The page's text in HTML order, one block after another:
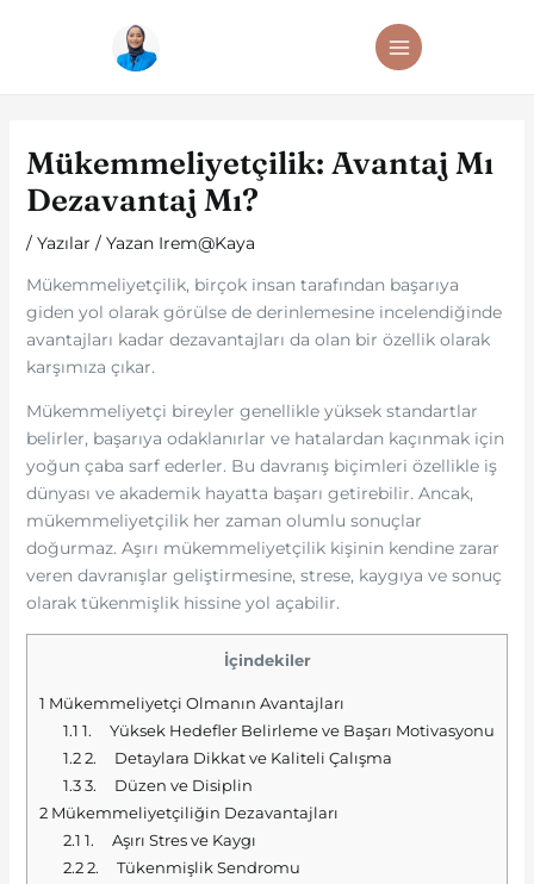
MAIN
MENU
Mükemmeliyetçilik: Avantaj Mı
Dezavantaj Mı?
/ Yazılar / Yazan Irem@Kaya
Mükemmeliyetçilik, birçok insan tarafından başarıya
giden yol olarak görülse de derinlemesine incelendiğinde
avantajları kadar dezavantajları da olan bir özellik olarak
karşımıza çıkar.
Mükemmeliyetçi bireyler genellikle yüksek standartlar
belirler, başarıya odaklanırlar ve hatalardan kaçınmak için
yoğun çaba sarf ederler. Bu davranış biçimleri özellikle iş
dünyası ve akademik hayatta başarı getirebilir. Ancak,
mükemmeliyetçilik her zaman olumlu sonuçlar
doğurmaz. Aşırı mükemmeliyetçilik kişinin kendine zarar
veren davranışlar geliştirmesine, strese, kaygıya ve sonuç
olarak tükenmişlik hissine yol açabilir.
İçindekiler
1 Mükemmeliyetçi Olmanın Avantajları
1.1 1. Yüksek Hedefler Belirleme ve Başarı Motivasyonu
1.22. Detaylara Dikkat ve Kaliteli Çalışma
1.33. Düzen ve Disiplin
2 Mükemmeliyetçiliğin Dezavantajları
2.1 1. Aşırı Stres ve Kaygı
2.22. Tükenmişlik Sendromu